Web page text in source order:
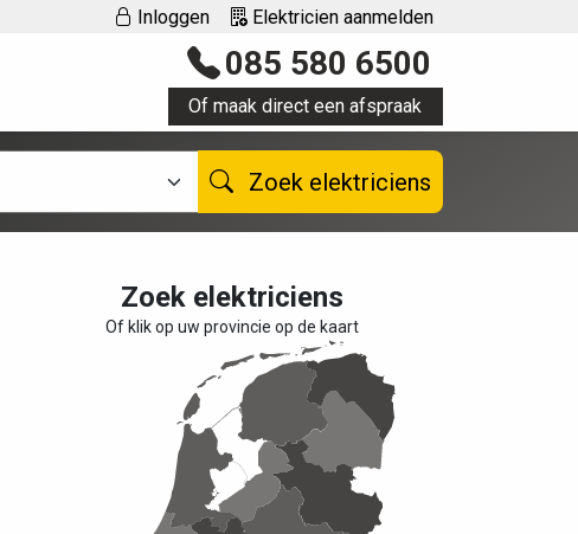
Inloggen Elektricien aanmelden
085 580 6500
Of maak direct een afspraak
Zoek elektriciens
Zoek elektriciens
Of klik op uw provincie op de kaart